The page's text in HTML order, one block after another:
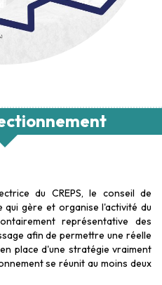
du CREPS, le conseil de
gère et organise l'activité du
représentative des
afin de permettre une réelle
place d'une stratégie vraiment
se réunit au moins deux